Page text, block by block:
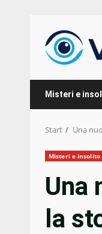
Inhalt
springen
Misteri e
Start Una
Misteri e insolito
Una
la